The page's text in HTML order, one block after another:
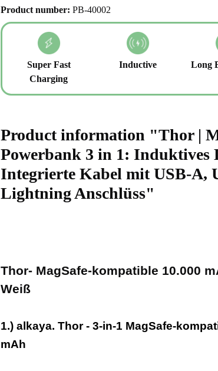
Product number: PB-40002
Super Fast
Charging
Inductive Long
Product information "Thor |
Powerbank 3 in 1: Induktives
Integrierte Kabel mit USB-A,
Lightning Anschlüss"
Thor- MagSafe-kompatible 10.000
Weiß
1.) alkaya. Thor - 3-in-1 MagSafe-
mAh